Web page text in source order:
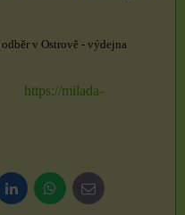
v Ostrově - výdejna
https://milada-
LinkedInWhatsApp
E-
mail